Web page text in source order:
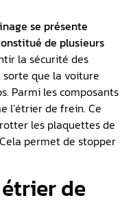
se présente
de plusieurs
la sécurité des
que la voiture
Parmi les composants
l’étrier de frein. Ce
les plaquettes de
permet de stopper
étrier de